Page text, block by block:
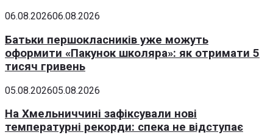
06.08.202606.08.2026
Батьки першокласників уже можуть
оформити «Пакунок школяра»: як отримати 5
тисяч гривень
05.08.202605.08.2026
На Хмельниччині зафіксували нові
температурні рекорди: спека не відступає